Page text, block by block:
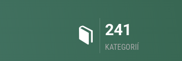
241
KATEGORIÍ